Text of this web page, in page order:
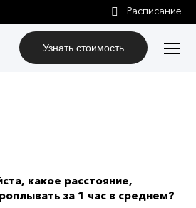
Узнать стоимость
какое расстояние,
за 1 час в среднем?